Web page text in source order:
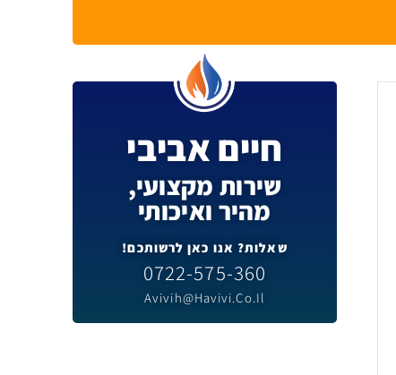
חיים אביבי
שירות מקצועי,
מהיר ואיכותי
שאלות? אנו כאן לרשותכם!
0722-575-360
Avivih@havivi.co.il